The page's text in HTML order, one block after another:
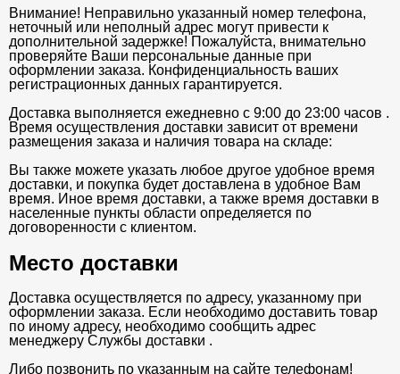
Внимание! Неправильно указанный номер телефона,
неточный или неполный адрес могут привести к
дополнительной задержке! Пожалуйста, внимательно
проверяйте Ваши персональные данные при
оформлении заказа. Конфиденциальность ваших
регистрационных данных гарантируется.
Доставка выполняется ежедневно с 9:00 до 23:00 часов .
Время осуществления доставки зависит от времени
размещения заказа и наличия товара на складе:
Вы также можете указать любое другое удобное время
доставки, и покупка будет доставлена в удобное Вам
время. Иное время доставки, а также время доставки в
населенные пункты области определяется по
договоренности с клиентом.
Место доставки
Доставка осуществляется по адресу, указанному при
оформлении заказа. Если необходимо доставить товар
по иному адресу, необходимо сообщить адрес
менеджеру Службы доставки .
Либо позвонить по указанным на сайте телефонам!